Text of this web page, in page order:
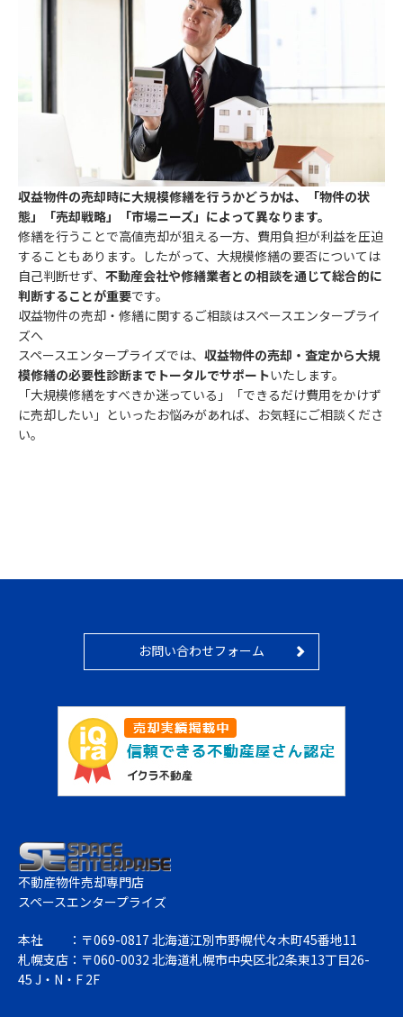
収益物件の売却時に大規模修繕を行うかどうかは、「物件の状
態」「売却戦略」「市場ニーズ」によって異なります。
修繕を行うことで高値売却が狙える一方、費用負担が利益を圧迫
することもあります。したがって、大規模修繕の要否については
自己判断せず、 不動産会社や修繕業者との相談を通じて総合的に
判断することが重要です。
収益物件の売却・修繕に関するご相談はスペースエンタープライ
ズへ
スペースエンタープライズでは、 収益物件の売却・査定から大規
模修繕の必要性診断までトータルでサポートいたします。
「大規模修繕をすべきか迷っている」「できるだけ費用をかけず
に売却したい」といったお悩みがあれば、お気軽にご相談くださ
い。
お問い合わせフォーム
不動産物件売却専門店
スペースエンタープライズ
本社
：〒069-0817 北海道江別市野幌代々木町45番地11
札幌支店 ：〒060-0032 北海道札幌市中央区北2条東13丁目26-
45 J・N・F 2F